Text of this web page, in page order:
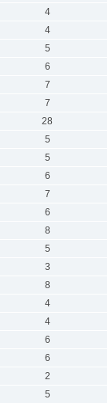
4
4
5
6
7
7
28
5
5
6
7
6
8
5
3
8
4
4
6
6
2
5